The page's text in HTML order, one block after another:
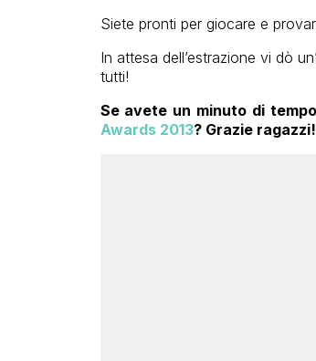
Siete pronti per giocare e
In attesa dell’estrazione vi dò
tutti!
Se avete un minuto di
Awards 2013? Grazie ragazzi!